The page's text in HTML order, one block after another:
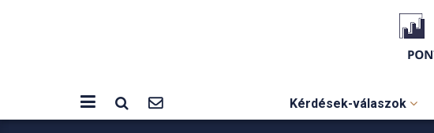
Kérdések-válaszok